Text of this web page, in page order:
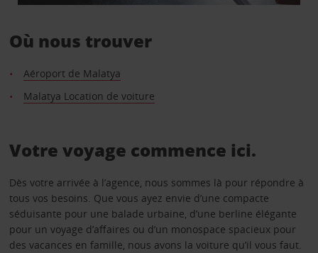
Où nous trouver
Aéroport de Malatya
Malatya Location de voiture
Votre voyage commence ici.
Dès votre arrivée à l’agence, nous sommes là pour répondre à
tous vos besoins. Que vous ayez envie d’une compacte
séduisante pour une balade urbaine, d’une berline élégante
pour un voyage d’affaires ou d’un monospace spacieux pour
des vacances en famille, nous avons la voiture qu’il vous faut.